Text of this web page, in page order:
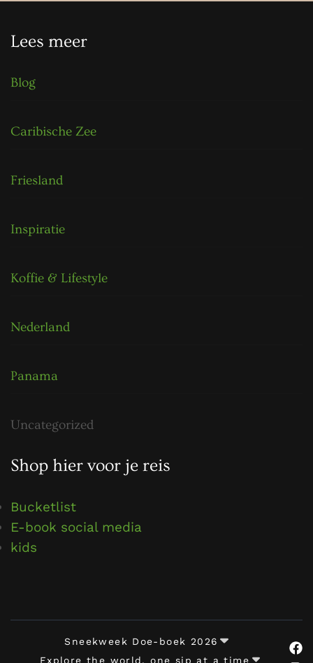
Lees meer
Blog
Caribische Zee
Friesland
Inspiratie
Koffie & Lifestyle
Nederland
Panama
Uncategorized
Shop hier voor je reis
Bucketlist
E-book social media
kids
Sneekweek Doe-boek 2026
Explore the world, one sip at a time